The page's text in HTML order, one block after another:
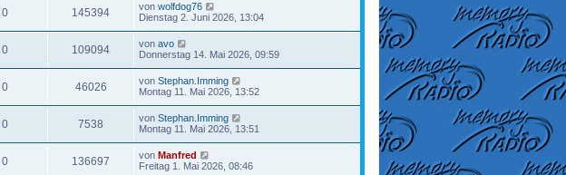
0 145394 von wolfdog76
Dienstag 2. Juni 2026, 13:04
0 109094 von avo
Donnerstag 14. Mai 2026, 09:59
0 46026 von Stephan.Imming
Montag 11. Mai 2026, 13:52
0 7538 von Stephan.Imming
Montag 11. Mai 2026, 13:51
0 136697 von Manfred
Freitag 1. Mai 2026, 08:46